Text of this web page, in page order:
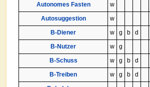
Autonomes Fasten
w
Autosuggestion
w
B-Diener
w g b
d
B-Nutzer
w
g
B-Schuss
w g b
d
B-Treiben
w g b
d